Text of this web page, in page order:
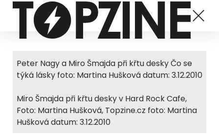
Peter Nagy a Miro Šmajda při křtu desky Čo se
týká lásky foto: Martina Hušková datum: 3.12.2010
Miro Šmajda při křtu desky v Hard Rock Cafe,
Foto: Martina Hušková, Topzine.cz foto: Martina
Hušková datum: 3.12.2010